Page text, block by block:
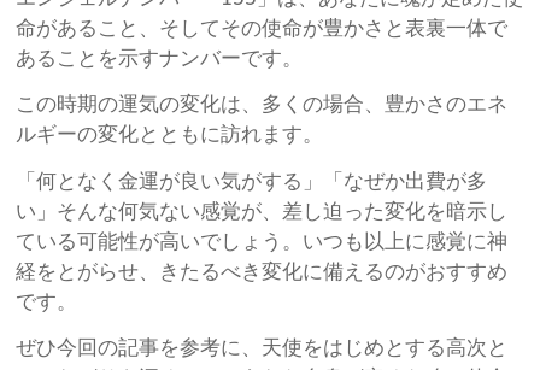
命があること、そしてその使命が豊かさと表裏一体で
あることを示すナンバーです。
この時期の運気の変化は、多くの場合、豊かさのエネ
ルギーの変化とともに訪れます。
「何となく金運が良い気がする」「なぜか出費が多
い」そんな何気ない感覚が、差し迫った変化を暗示し
ている可能性が高いでしょう。いつも以上に感覚に神
経をとがらせ、きたるべき変化に備えるのがおすすめ
です。
ぜひ今回の記事を参考に、天使をはじめとする高次と